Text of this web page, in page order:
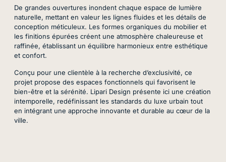
De grandes ouvertures inondent chaque espace de lumière
naturelle, mettant en valeur les lignes fluides et les détails de
conception méticuleux. Les formes organiques du mobilier et
les finitions épurées créent une atmosphère chaleureuse et
raffinée, établissant un équilibre harmonieux entre esthétique
et confort.
Conçu pour une clientèle à la recherche d’exclusivité, ce
projet propose des espaces fonctionnels qui favorisent le
bien-être et la sérénité. Lipari Design présente ici une création
intemporelle, redéfinissant les standards du luxe urbain tout
en intégrant une approche innovante et durable au cœur de la
ville.